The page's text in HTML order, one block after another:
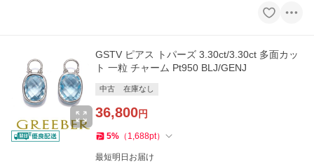
GSTV ピアス トパーズ 3.30ct/3.30ct 多面カッ
ト 一粒 チャーム Pt950 BLJ/GENJ
中古 在庫なし
36,800円
5% （ 1,688pt）
最短明日お届け